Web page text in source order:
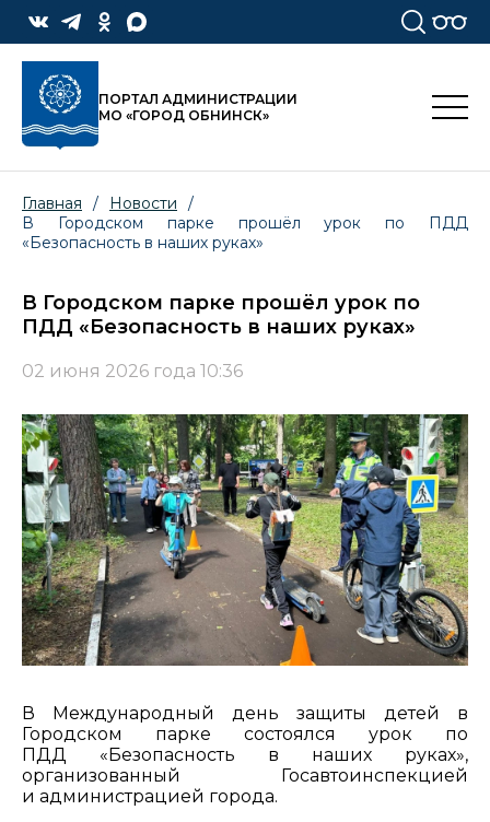
ПОРТАЛ АДМИНИСТРАЦИИ
МО «ГОРОД ОБНИНСК»
Главная / Новости
/
В Городском парке прошёл урок по ПДД
«Безопасность в наших руках»
В Городском парке прошёл урок по
ПДД «Безопасность в наших руках»
02 июня 2026 года 10:36
В Международный день защиты детей в
Городском парке состоялся урок по
ПДД «Безопасность в наших руках»,
организованный Госавтоинспекцией
и администрацией города.